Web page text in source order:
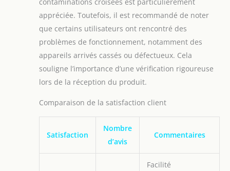
appréciée. Toutefois, il est recommandé de noter
que certains utilisateurs ont rencontré des
problèmes de fonctionnement, notamment des
appareils arrivés cassés ou défectueux. Cela
souligne l’importance d’une vérification rigoureuse
lors de la réception du produit.
Comparaison de la satisfaction client
Satisfaction
Nombre
d’avis
Commentaires
Facilité